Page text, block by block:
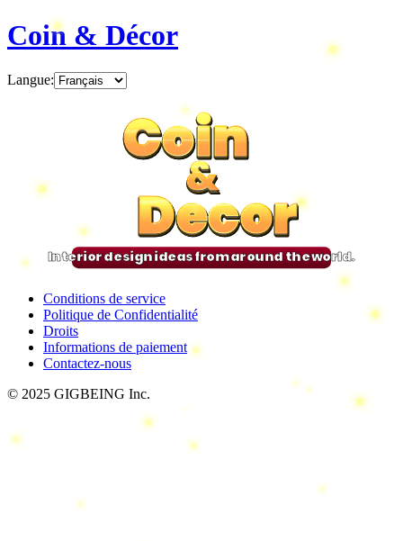
Coin & Décor
Langue:
Coin
&
Decor
Coin
&
Decor
Coin
&
Decor
Coin
&
Decor
Interior design ideas from around the world.
Conditions de service
Politique de Confidentialité
Droits
Informations de paiement
Contactez-nous
© 2025 GIGBEING Inc.